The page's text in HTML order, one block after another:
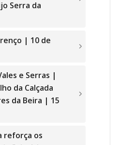
Serra da
| 10 de
e Serras |
da Calçada
da Beira | 15
reforça os